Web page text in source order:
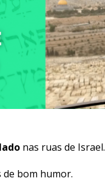
nas ruas de Israel.
de bom humor.